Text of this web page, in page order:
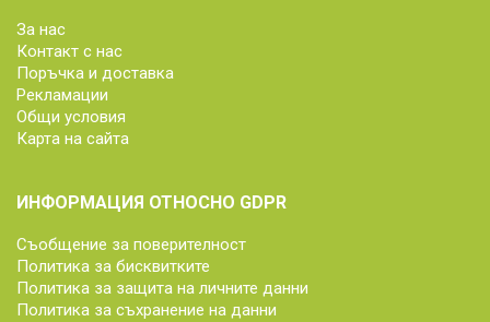
За нас
Контакт с нас
Поръчка и доставка
Рекламации
Общи условия
Карта на сайта
ИНФОРМАЦИЯ ОТНОСНО GDPR
Съобщение за поверителност
Политика за бисквитките
Политика за защита на личните данни
Политика за съхранение на данни